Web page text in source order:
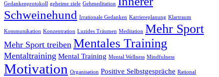
Gedankenprotokoll geheime ziele Gehmeditation
Schweinehund Irrationale Gedanken Karriereplanung Klartraum
Kommunikation Konzentration Luzides Träumen Meditation Mehr Sport
Mehr Sport treiben Mentales Training
Mentaltraining Mental Training Mental Wellness Mindfulness
Motivation Organisation Positive Selbstgespräche Rational